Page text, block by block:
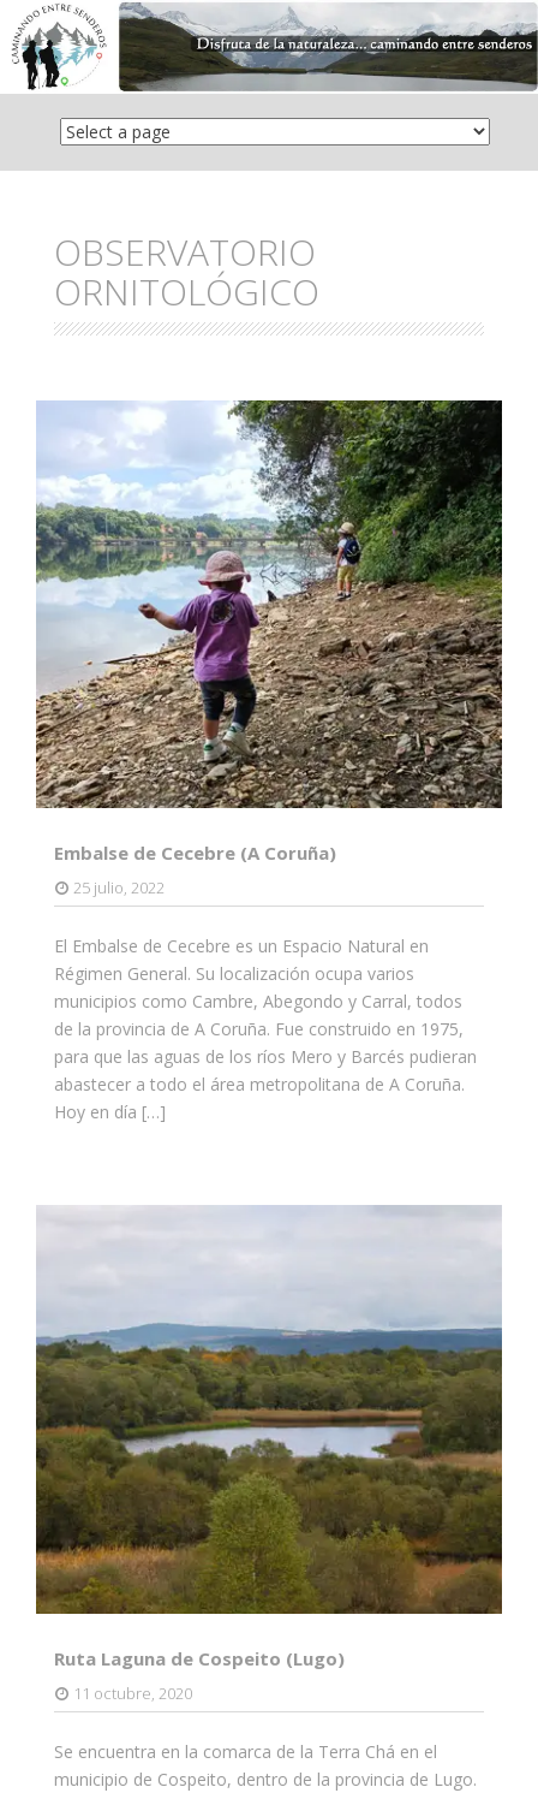
Saltar
contenido
OBSERVATORIO
ORNITOLÓGICO
Embalse de Cecebre (A Coruña)
25 julio, 2022
El Embalse de Cecebre es un Espacio Natural en
Régimen General. Su localización ocupa varios
municipios como Cambre, Abegondo y Carral, todos
de la provincia de A Coruña. Fue construido en 1975,
para que las aguas de los ríos Mero y Barcés pudieran
abastecer a todo el área metropolitana de A Coruña.
Hoy en día […]
Ruta Laguna de Cospeito (Lugo)
11 octubre, 2020
Se encuentra en la comarca de la Terra Chá en el
municipio de Cospeito, dentro de la provincia de Lugo.